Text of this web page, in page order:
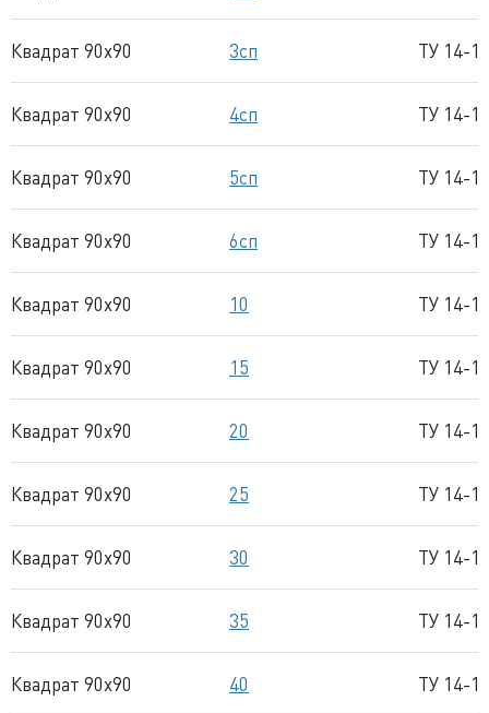
Квадрат 90x90 3сп ТУ 14-
Квадрат 90x90 4сп ТУ 14-
Квадрат 90x90 5сп ТУ 14-
Квадрат 90x90 6сп ТУ 14-
Квадрат 90x90 10 ТУ 14-
Квадрат 90x90 15 ТУ 14-
Квадрат 90x90 20 ТУ 14-
Квадрат 90x90 25 ТУ 14-
Квадрат 90x90 30 ТУ 14-
Квадрат 90x90 35 ТУ 14-
Квадрат 90x90 40 ТУ 14-